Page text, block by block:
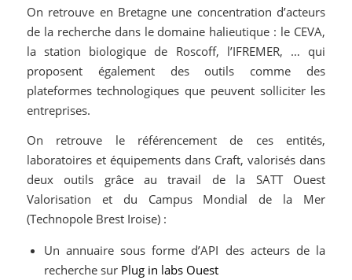
On retrouve en Bretagne une concentration d’acteurs
de la recherche dans le domaine halieutique : le CEVA,
la station biologique de Roscoff, l’IFREMER, … qui
proposent également des outils comme des
plateformes technologiques que peuvent solliciter les
entreprises.
On retrouve le référencement de ces entités,
laboratoires et équipements dans Craft, valorisés dans
deux outils grâce au travail de la SATT Ouest
Valorisation et du Campus Mondial de la Mer
(Technopole Brest Iroise) :
Un annuaire sous forme d’API des acteurs de la
recherche sur Plug in labs Ouest